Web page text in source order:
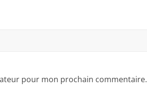
pour mon prochain commentaire.